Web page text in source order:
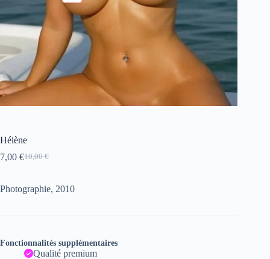
Hélène
10,00€
Le
était :
7,00 €Le
est :
Photographie, 2010
Fonctionnalités supplémentaires
Qualité premium